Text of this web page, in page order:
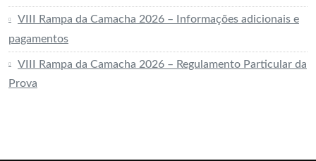
VIII Rampa da Camacha 2026 – Informações adicionais e
pagamentos
VIII Rampa da Camacha 2026 – Regulamento Particular da
Prova